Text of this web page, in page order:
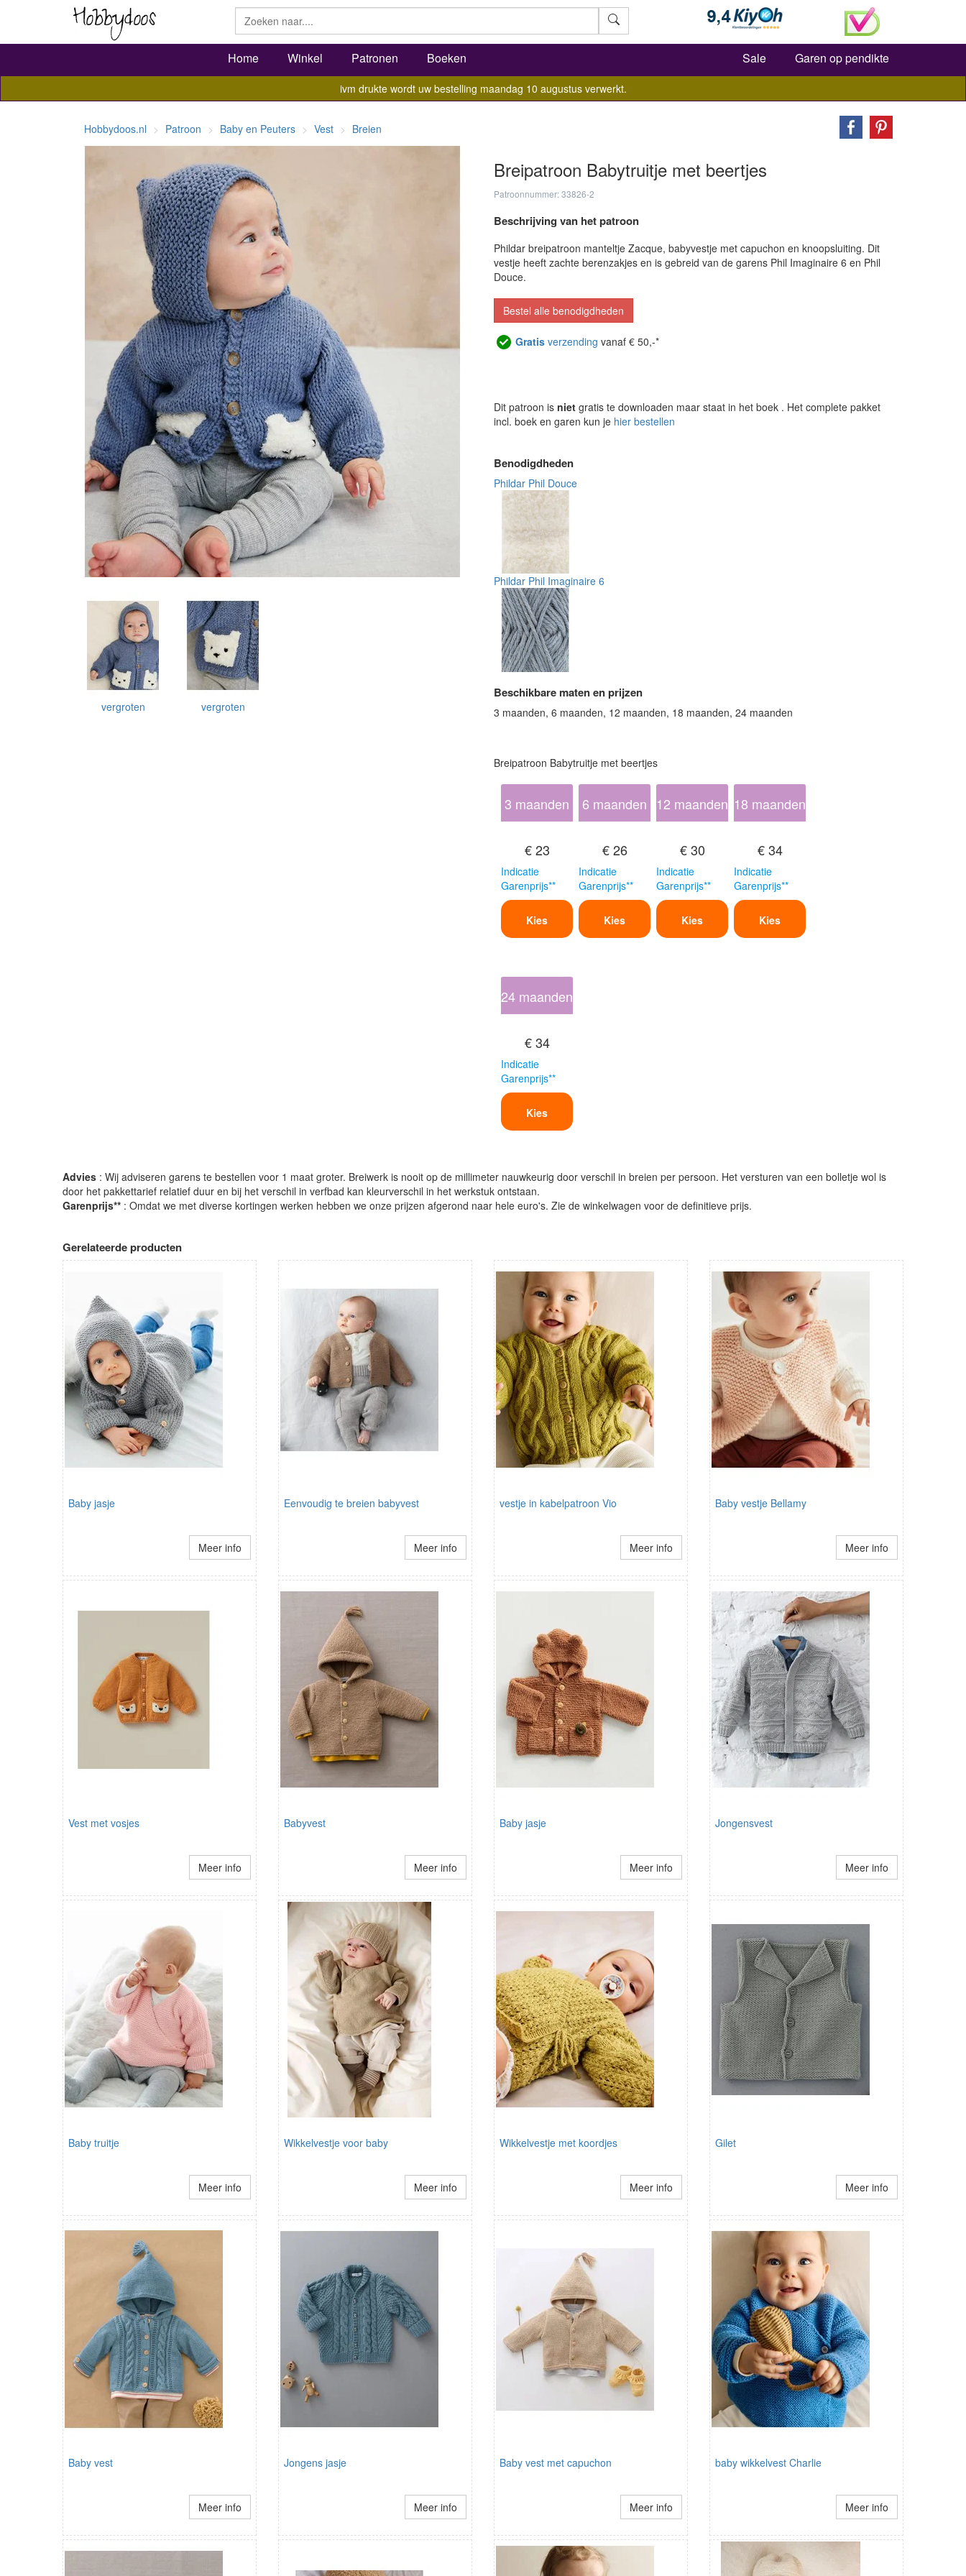
Zoeken
Home Winkel Patronen Boeken Sale Garen op pendikte
ivm drukte wordt uw bestelling maandag 10 augustus verwerkt.
Hobbydoos.nl Patroon Baby en Peuters Vest Breien
vergroten vergroten
Breipatroon Babytruitje met beertjes
Patroonnummer: 33826-2
Beschrijving van het patroon
Phildar breipatroon manteltje Zacque, babyvestje met capuchon en knoopsluiting. Dit
vestje heeft zachte berenzakjes en is gebreid van de garens Phil Imaginaire 6 en Phil
Douce.
Bestel alle benodigdheden
Gratis verzending vanaf € 50,-*
Dit patroon is niet gratis te downloaden maar staat in het boek . Het complete pakket
incl. boek en garen kun je hier bestellen
Benodigdheden
Phildar Phil Douce
Phildar Phil Imaginaire 6
Beschikbare maten en prijzen
3 maanden, 6 maanden, 12 maanden, 18 maanden, 24 maanden
Breipatroon Babytruitje met beertjes
3 maanden
€ 23
Indicatie
Garenprijs**
Kies
6 maanden
€ 26
Indicatie
Garenprijs**
Kies
12 maanden
€ 30
Indicatie
Garenprijs**
Kies
18 maanden
€ 34
Indicatie
Garenprijs**
Kies
24 maanden
€ 34
Indicatie
Garenprijs**
Kies
Advies : Wij adviseren garens te bestellen voor 1 maat groter. Breiwerk is nooit op de millimeter nauwkeurig door verschil in breien per persoon. Het versturen van een bolletje wol is
door het pakkettarief relatief duur en bij het verschil in verfbad kan kleurverschil in het werkstuk ontstaan.
Garenprijs** : Omdat we met diverse kortingen werken hebben we onze prijzen afgerond naar hele euro's. Zie de winkelwagen voor de definitieve prijs.
Gerelateerde producten
Baby jasje
Meer info
Eenvoudig te breien babyvest
Meer info
vestje in kabelpatroon Vio
Meer info
Baby vestje Bellamy
Meer info
Vest met vosjes
Meer info
Babyvest
Meer info
Baby jasje
Meer info
Jongensvest
Meer info
Baby truitje
Meer info
Wikkelvestje voor baby
Meer info
Wikkelvestje met koordjes
Meer info
Gilet
Meer info
Baby vest
Meer info
Jongens jasje
Meer info
Baby vest met capuchon
Meer info
baby wikkelvest Charlie
Meer info